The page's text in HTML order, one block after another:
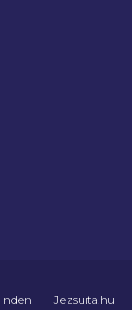
Jezsuita.hu